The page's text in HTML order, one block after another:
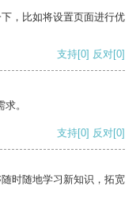
，比如将设置页面进行优
支持[0] 反对[0]
。
支持[0] 反对[0]
时随地学习新知识，拓宽